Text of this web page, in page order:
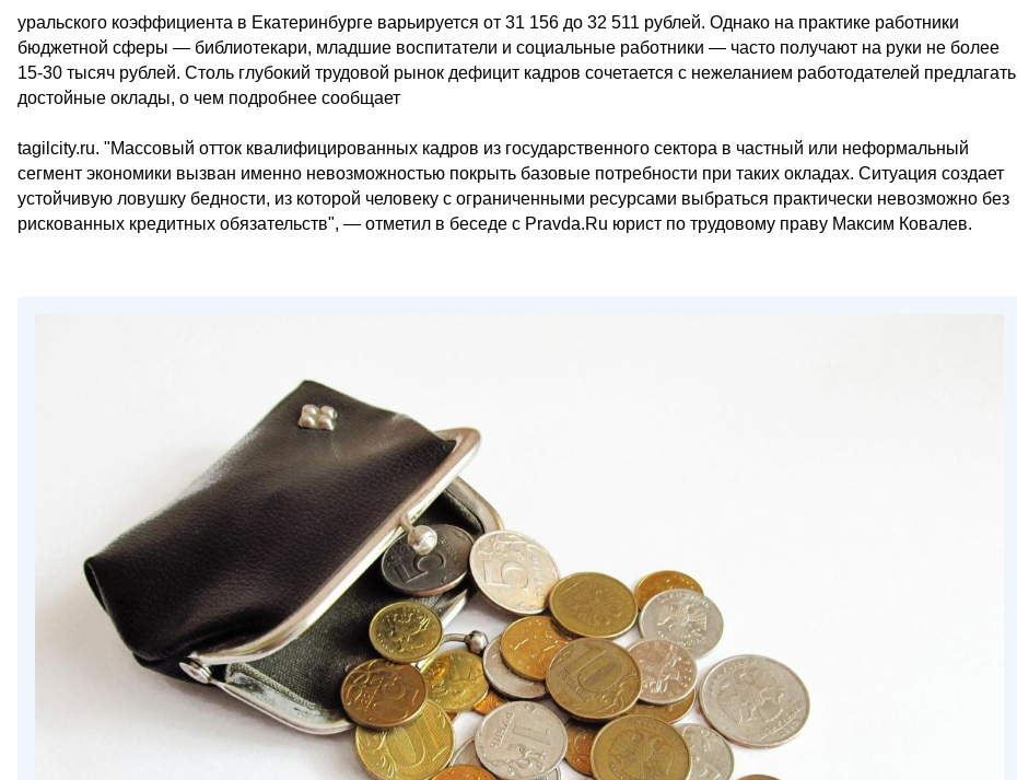
уральского коэффициента в Екатеринбурге варьируется от 31 156 до 32 511 рублей. Однако на практике работники
бюджетной сферы — библиотекари, младшие воспитатели и социальные работники — часто получают на руки не более
15-30 тысяч рублей. Столь глубокий трудовой рынок дефицит кадров сочетается с нежеланием работодателей предлагать
достойные оклады, о чем подробнее сообщает
tagilcity.ru. "Массовый отток квалифицированных кадров из государственного сектора в частный или неформальный
сегмент экономики вызван именно невозможностью покрыть базовые потребности при таких окладах. Ситуация создает
устойчивую ловушку бедности, из которой человеку с ограниченными ресурсами выбраться практически невозможно без
рискованных кредитных обязательств", — отметил в беседе с Pravda.Ru юрист по трудовому праву Максим Ковалев.